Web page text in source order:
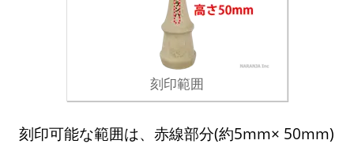
刻印範囲
刻印可能な範囲は、赤線部分(約5mm× 50mm)